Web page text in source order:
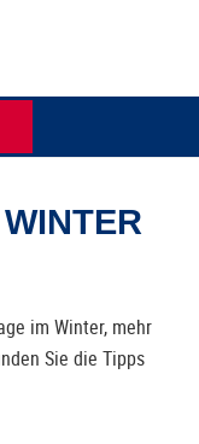
im Winter, mehr
Sie die Tipps